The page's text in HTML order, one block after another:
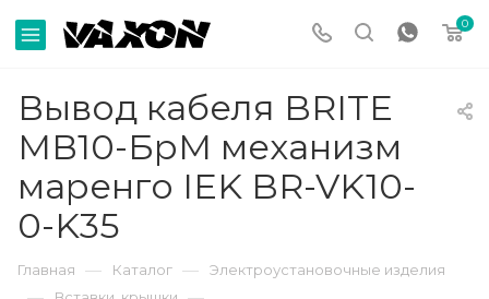
0
Вывод кабеля BRITE
МВ10-БрМ механизм
маренго IEK BR-VK10-
0-K35
Главная — Каталог — Электроустановочные изделия